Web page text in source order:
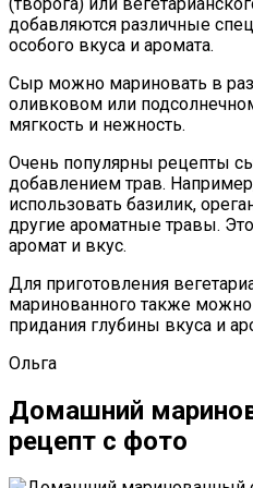
добавляются различные
особого вкуса и аромата.
Сыр можно мариновать в
оливковом или
мягкость и нежность.
Очень популярны рецепты
добавлением трав.
использовать базилик,
другие ароматные травы.
аромат и вкус.
Для приготовления
маринованного также можно
придания глубины вкуса и
Ольга
Домашний
рецепт с фото